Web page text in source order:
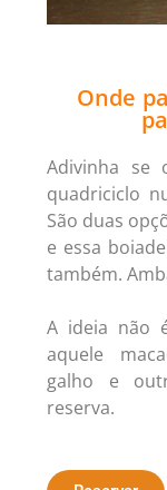
Onde
Adivinha
quadriciclo
São duas
e essa
também.
A ideia não
aquele
galho e
reserva.